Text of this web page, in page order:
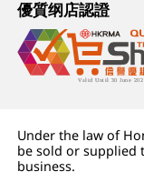
優質纲店認證
Under the law of
be sold or supplied
business.